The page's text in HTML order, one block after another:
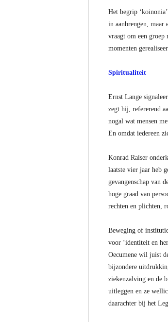
Het begrip
in aanbrengen, maar
vraagt om een groep
momenten
Spiritualiteit
Ernst Lange
zegt hij, refererend
nogal wat mensen
En omdat iedereen
Konrad Raiser
laatste vier jaar heb
gevangenschap van
hoge graad van
rechten en plichten,
Beweging of
voor ‘identiteit en
Oecumene wil juist
bijzondere
ziekenzalving en de
uitleggen en ze
daarachter bij het